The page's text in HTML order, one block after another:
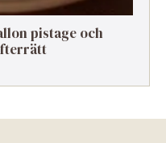
pistage och